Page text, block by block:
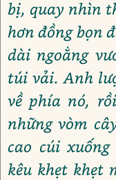
bị, quay nhìn
hơn đồng bọn
dài ngoằng
túi vải. Anh
về phía nó,
những vòm
cao cúi
kêu khẹt khẹt